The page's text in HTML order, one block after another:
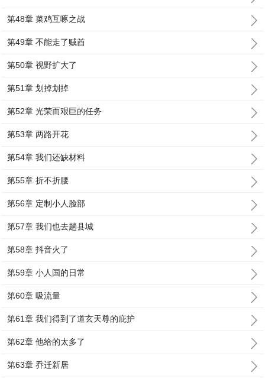
第48章 菜鸡互啄之战
第49章 不能走了贼酋
第50章 视野扩大了
第51章 划掉划掉
第52章 光荣而艰巨的任务
第53章 两路开花
第54章 我们还缺材料
第55章 折不折腰
第56章 定制小人脸部
第57章 我们也去趟县城
第58章 抖音火了
第59章 小人国的日常
第60章 吸流量
第61章 我们得到了道玄天尊的庇护
第62章 他给的太多了
第63章 乔迁新居